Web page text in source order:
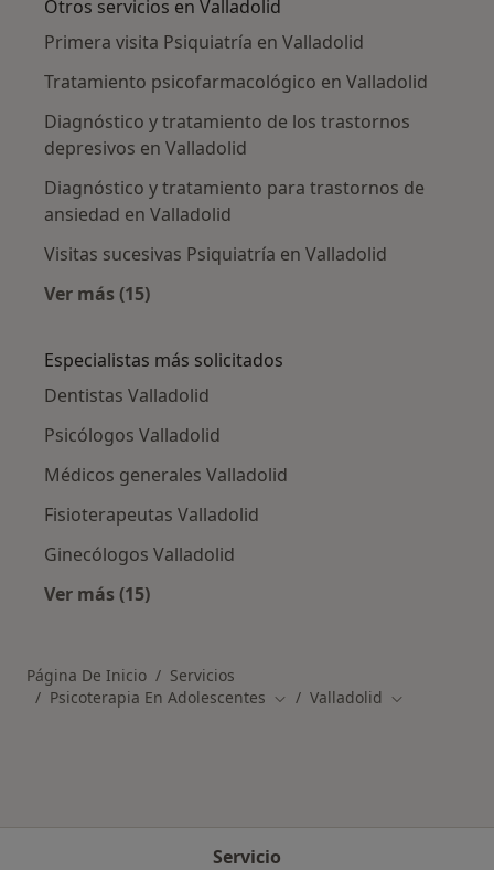
Otros servicios en Valladolid
Primera visita Psiquiatría en Valladolid
Tratamiento psicofarmacológico en Valladolid
Diagnóstico y tratamiento de los trastornos
depresivos en Valladolid
Diagnóstico y tratamiento para trastornos de
ansiedad en Valladolid
Visitas sucesivas Psiquiatría en Valladolid
Ver más (15)
Especialistas más solicitados
Dentistas Valladolid
Psicólogos Valladolid
Médicos generales Valladolid
Fisioterapeutas Valladolid
Ginecólogos Valladolid
Ver más (15)
Página De Inicio
Servicios
Psicoterapia En Adolescentes Cambiar de ciudad
Valladolid Cambiar de
Servicio